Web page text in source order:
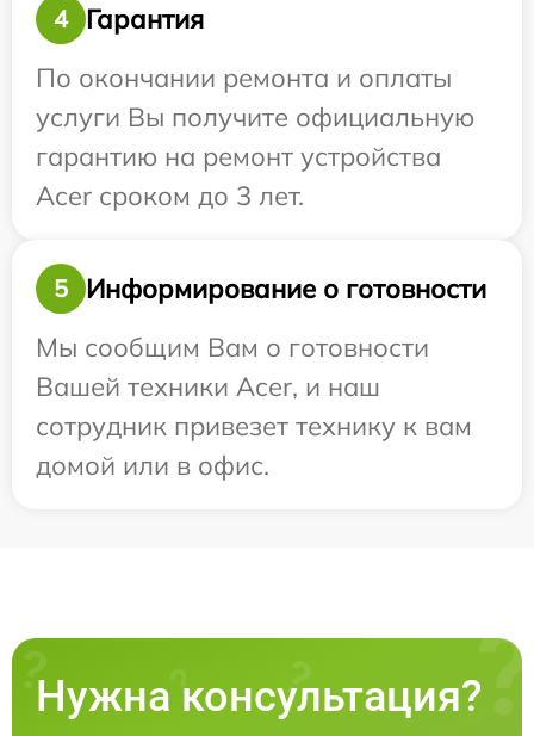
4
Гарантия
По окончании ремонта и оплаты
услуги Вы получите официальную
гарантию на ремонт устройства
Acer сроком до 3 лет.
5
Информирование о готовности
Мы сообщим Вам о готовности
Вашей техники Acer, и наш
сотрудник привезет технику к вам
домой или в офис.
Нужна консультация?